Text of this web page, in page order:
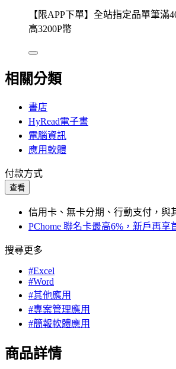
【限APP下單】全站指定品單筆滿
高3200P幣
相關分類
書店
HyRead電子書
電腦資訊
應用軟體
付款方式
查看
信用卡、無卡分期、行動支付，與
PChome 聯名卡最高6%，新戶再享
搜尋更多
#Excel
#Word
#其他應用
#專案管理應用
#簡報軟體應用
商品詳情